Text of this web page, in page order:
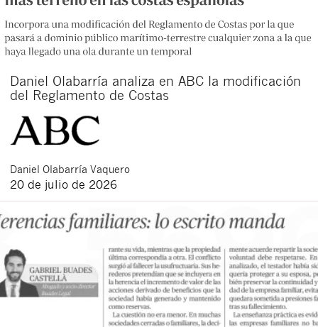
Daniel Olabarría analiza en ABC la modificación
del Reglamento de Costas
Daniel Olabarría Vaquero
20 de julio de 2026